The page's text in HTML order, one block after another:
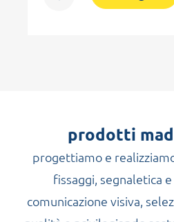
prodotti
progettiamo e
fissaggi, segnaletica
comunicazione visiva,